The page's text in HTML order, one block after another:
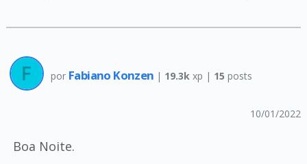
por Fabiano Konzen | 19.3k xp | 15 posts
10/01/2022
Boa Noite.